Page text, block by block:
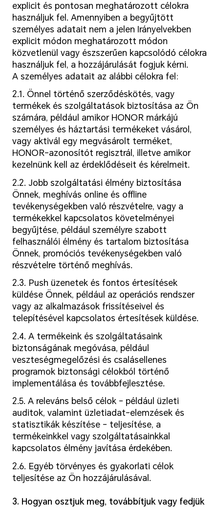
explicit és pontosan meghatározott célokra
használjuk fel. Amennyiben a begyűjtött
személyes adatait nem a jelen Irányelvekben
explicit módon meghatározott módon
közvetlenül vagy észszerűen kapcsolódó célokra
használjuk fel, a hozzájárulását fogjuk kérni.
A személyes adatait az alábbi célokra fel:
2.1. Önnel történő szerződéskötés, vagy
termékek és szolgáltatások biztosítása az Ön
számára, például amikor HONOR márkájú
személyes és háztartási termékeket vásárol,
vagy aktivál egy megvásárolt terméket,
HONOR-azonosítót regisztrál, illetve amikor
kezelnünk kell az érdeklődéseit és kérelmeit.
2.2. Jobb szolgáltatási élmény biztosítása
Önnek, meghívás online és offline
tevékenységekben való részvételre, vagy a
termékekkel kapcsolatos követelményei
begyűjtése, például személyre szabott
felhasználói élmény és tartalom biztosítása
Önnek, promóciós tevékenységekben való
részvételre történő meghívás.
2.3. Push üzenetek és fontos értesítések
küldése Önnek, például az operációs rendszer
vagy az alkalmazások frissítéseivel és
telepítésével kapcsolatos értesítések küldése.
2.4. A termékeink és szolgáltatásaink
biztonságának megóvása, például
veszteségmegelőzési és csalásellenes
programok biztonsági célokból történő
implementálása és továbbfejlesztése.
2.5. A releváns belső célok – például üzleti
auditok, valamint üzletiadat-elemzések és
statisztikák készítése – teljesítése, a
termékeinkkel vagy szolgáltatásainkkal
kapcsolatos élmény javítása érdekében.
2.6. Egyéb törvényes és gyakorlati célok
teljesítése az Ön hozzájárulásával.
3. Hogyan osztjuk meg, továbbítjuk vagy fedjük